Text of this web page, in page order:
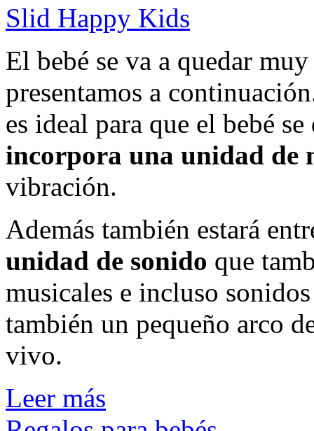
El bebé se va a quedar
presentamos a
es ideal para que el bebé
incorpora una unidad de
vibración.
Además también estará
unidad de sonido que
musicales e incluso
también un pequeño arco
vivo.
Leer más